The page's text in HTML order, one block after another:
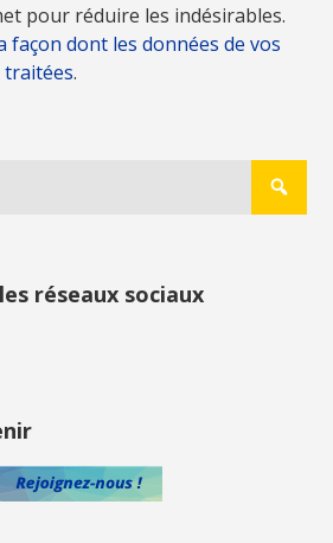
pour réduire les indésirables.
façon dont les données de vos
traitées.
réseaux sociaux